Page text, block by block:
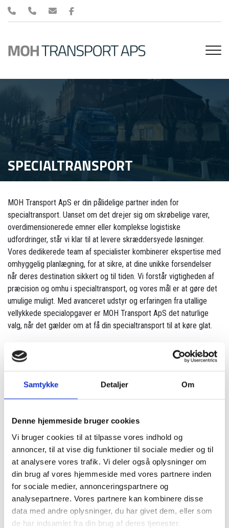
Samtykke Detaljer Om
Denne hjemmeside bruger cookies
Vi bruger cookies til at tilpasse vores indhold og
annoncer, til at vise dig funktioner til sociale medier og til
at analysere vores trafik. Vi deler også oplysninger om
din brug af vores hjemmeside med vores partnere inden
for sociale medier, annonceringspartnere og
analysepartnere. Vores partnere kan kombinere disse
data med andre oplysninger, du har givet dem, eller som
de har indsamlet fra din brug af deres tjenester.
Gå
SPECIALTRANSPORT
MOH Transport ApS er din pålidelige partner inden for
specialtransport. Uanset om det drejer sig om skrøbelige varer,
overdimensionerede emner eller komplekse logistiske
udfordringer, står vi klar til at levere skræddersyede løsninger.
Vores dedikerede team af specialister kombinerer ekspertise med
omhyggelig planlægning, for at sikre, at dine unikke forsendelser
når deres destination sikkert og til tiden. Vi forstår vigtigheden af
præcision og omhu i specialtransport, og vores mål er at gøre det
umulige muligt. Med avanceret udstyr og erfaringen fra utallige
vellykkede specialopgaver er MOH Transport ApS det naturlige
valg, når det gælder om at få din specialtransport til at køre glat.
Kontakt os
Du kan let og hurtigt sende os en besked i nedenstående
formular.